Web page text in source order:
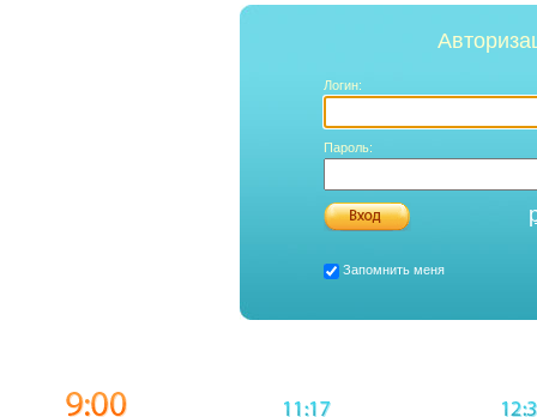
Логин:
Пароль:
Запомнить меня